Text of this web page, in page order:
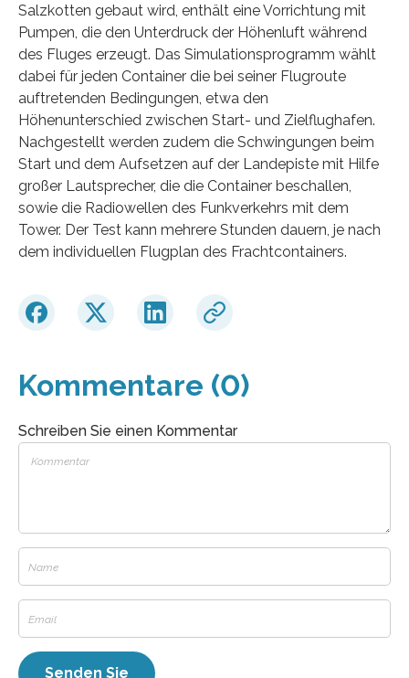
Salzkotten gebaut wird, enthält eine Vorrichtung mit
Pumpen, die den Unterdruck der Höhenluft während
des Fluges erzeugt. Das Simulationsprogramm wählt
dabei für jeden Container die bei seiner Flugroute
auftretenden Bedingungen, etwa den
Höhenunterschied zwischen Start- und Zielflughafen.
Nachgestellt werden zudem die Schwingungen beim
Start und dem Aufsetzen auf der Landepiste mit Hilfe
großer Lautsprecher, die die Container beschallen,
sowie die Radiowellen des Funkverkehrs mit dem
Tower. Der Test kann mehrere Stunden dauern, je nach
dem individuellen Flugplan des Frachtcontainers.
Kommentare (0)
Schreiben Sie einen Kommentar